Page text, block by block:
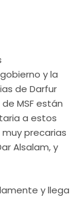
y la
de Darfur
MSF están
a estos
precarias
Alsalam, y
y llega